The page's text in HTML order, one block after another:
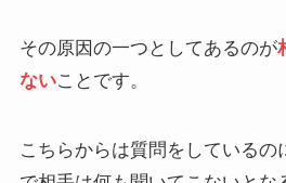
その原因の一つとしてあるのが
ないことです。
こちらからは質問をしているの